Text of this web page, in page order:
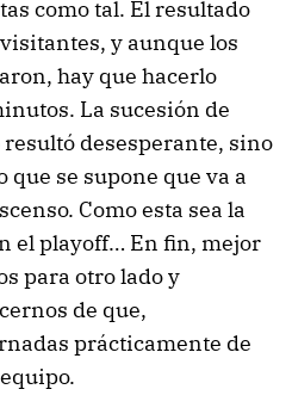
como tal. El resultado
y aunque los
hay que hacerlo
La sucesión de
desesperante, sino
se supone que va a
Como esta sea la
el playoff… En fin, mejor
para otro lado y
de que,
prácticamente de